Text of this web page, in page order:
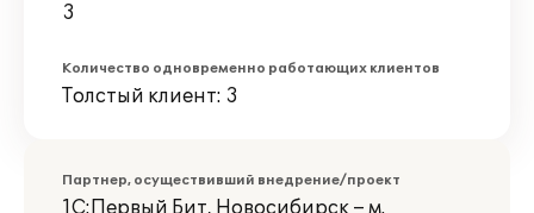
3
Количество одновременно работающих клиентов
Толстый клиент: 3
Партнер, осуществивший внедрение/проект
1С:Первый Бит, Новосибирск – м.